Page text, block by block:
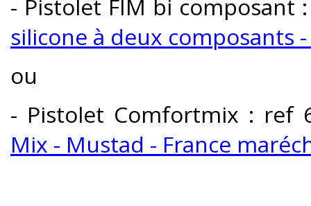
- Pistolet FIM bi composant
silicone à deux composants
ou
- Pistolet Comfortmix : ref
Mix - Mustad - France